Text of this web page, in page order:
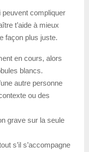
compliquer
t’aide à mieux
façon plus juste.
en cours, alors
blancs.
autre personne
ou des
grave sur la seule
s’il s’accompagne